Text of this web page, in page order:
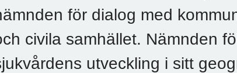
för dialog med
civila samhället. Nämnden
utveckling i sitt